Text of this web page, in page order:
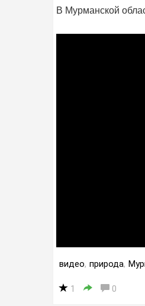
В Мурманской
видео, природа,
1 0